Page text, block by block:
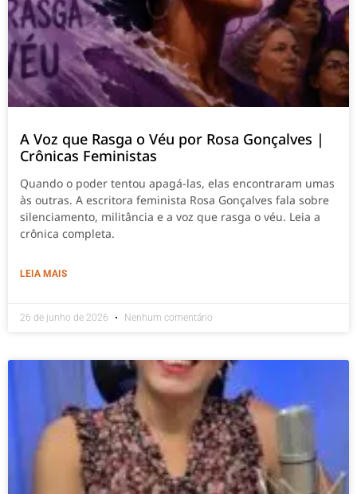
A Voz que Rasga o Véu por Rosa Gonçalves |
Crônicas Feministas
Quando o poder tentou apagá-las, elas encontraram umas
às outras. A escritora feminista Rosa Gonçalves fala sobre
silenciamento, militância e a voz que rasga o véu. Leia a
crônica completa.
LEIA MAIS
26 de junho de 2026 Nenhum comentário